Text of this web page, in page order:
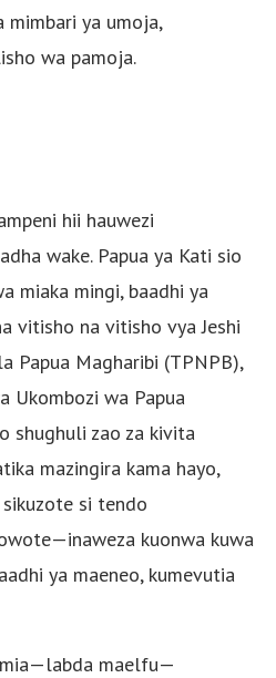
ya umoja,
wa pamoja.
hii hauwezi
wake. Papua ya Kati sio
miaka mingi, baadhi ya
vitisho na vitisho vya Jeshi
Papua Magharibi (TPNPB),
Ukombozi wa Papua
shughuli zao za kivita
mazingira kama hayo,
si tendo
kuonwa kuwa
ya maeneo, kumevutia
maelfu—